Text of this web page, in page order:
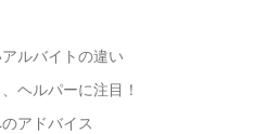
ルバイトの違い
ヘルパーに注目！
アドバイス